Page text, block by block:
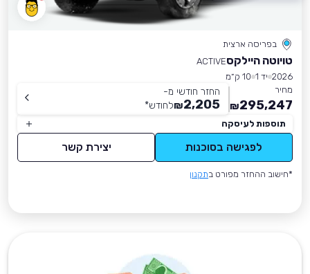
בפריסה ארצית
טויוטה היילקסACTIVE
2026 יד 1
10 ק״מ
מחיר
295,247
₪
החזר חודשי מ-
2,205
₪לחודש*
תוספות לעיסקה
לפגישה בסוכנות יצירת קשר
*חישוב ההחזר מפורט בתקנון